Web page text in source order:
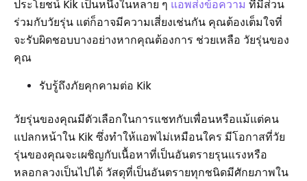
ประโยชน์ Kik เป็นหนึ่งในหลาย ๆ แอพส่งข้อความ ที่มีส่วน
ร่วมกับวัยรุ่น แต่ก็อาจมีความเสี่ยงเช่นกัน คุณต้องเต็มใจที่
จะรับผิดชอบบางอย่างหากคุณต้องการ ช่วยเหลือ วัยรุ่นของ
คุณ
รับรู้ถึงภัยคุกคามต่อ Kik
วัยรุ่นของคุณมีตัวเลือกในการแชทกับเพื่อนหรือแม้แต่คน
แปลกหน้าใน Kik ซึ่งทำให้แอพไม่เหมือนใคร มีโอกาสที่วัย
รุ่นของคุณจะเผชิญกับเนื้อหาที่เป็นอันตรายรุนแรงหรือ
หลอกลวงเป็นไปได้ วัสดุที่เป็นอันตรายทุกชนิดมีศักยภาพใน